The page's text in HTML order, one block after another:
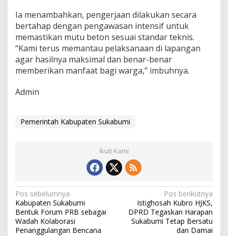
Ia menambahkan, pengerjaan dilakukan secara
bertahap dengan pengawasan intensif untuk
memastikan mutu beton sesuai standar teknis.
“Kami terus memantau pelaksanaan di lapangan
agar hasilnya maksimal dan benar-benar
memberikan manfaat bagi warga,” imbuhnya.
Admin
Pemerintah Kabupaten Sukabumi
Ikuti Kami
N
a
v
Pos sebelumnya
Kabupaten Sukabumi
Bentuk Forum PRB sebagai
Wadah Kolaborasi
Penanggulangan Bencana
Pos berikutnya
Istighosah Kubro HJKS,
DPRD Tegaskan Harapan
Sukabumi Tetap Bersatu
dan Damai